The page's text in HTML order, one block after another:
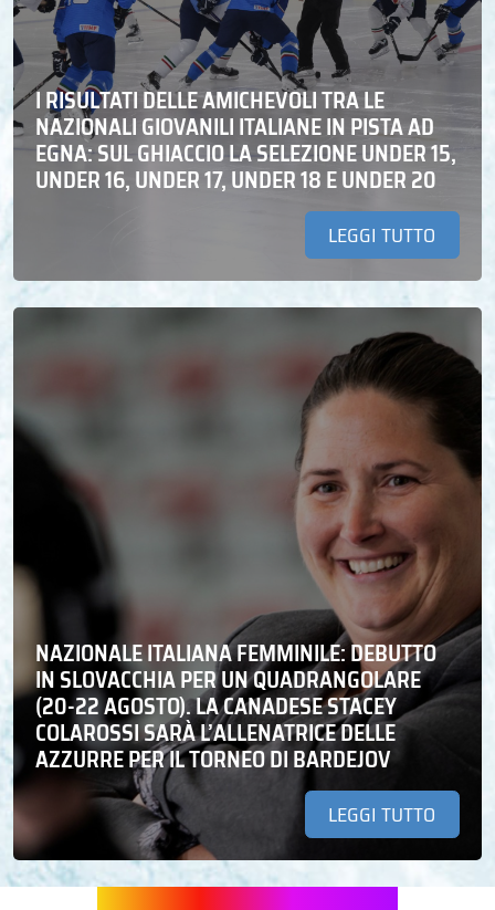
I RISULTATI DELLE AMICHEVOLI TRA LE
NAZIONALI GIOVANILI ITALIANE IN PISTA AD
EGNA: SUL GHIACCIO LA SELEZIONE UNDER 15,
UNDER 16, UNDER 17, UNDER 18 E UNDER 20
LEGGI TUTTO
NAZIONALE ITALIANA FEMMINILE: DEBUTTO
IN SLOVACCHIA PER UN QUADRANGOLARE
(20-22 AGOSTO). LA CANADESE STACEY
COLAROSSI SARÀ L’ALLENATRICE DELLE
AZZURRE PER IL TORNEO DI BARDEJOV
LEGGI TUTTO